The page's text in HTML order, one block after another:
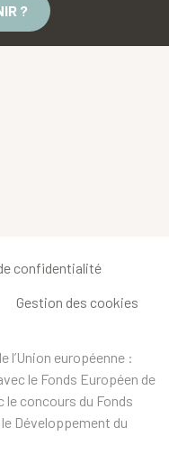
?
confidentialité
Gestion des cookies
l’Union européenne :
le Fonds Européen de
le concours du Fonds
Développement du